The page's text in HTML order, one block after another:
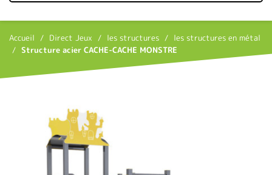
Accueil Direct Jeux les structures
les structures en métal
Structure acier CACHE-CACHE MONSTRE